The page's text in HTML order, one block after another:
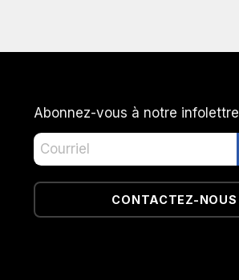
Abonnez-vous à notre infolettre
CONTACTEZ-NOUS